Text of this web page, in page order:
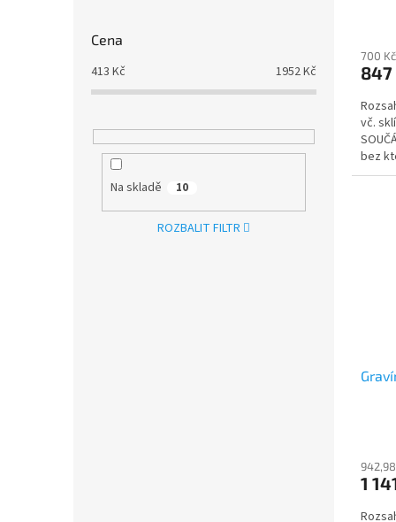
Cena
413 Kč 1952Kč
Na skladě 10
ROZBALIT FILTR
700
847
vč.
bez
1